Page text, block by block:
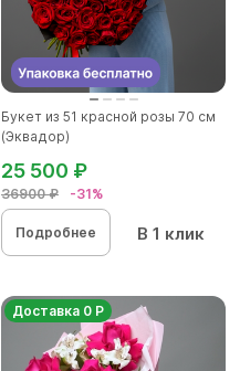
Букет из 51 красной розы 70 см
(Эквадор)
36900 ₽ -31%
25 500 ₽
Подробнее В 1 клик
Доставка 0 Р